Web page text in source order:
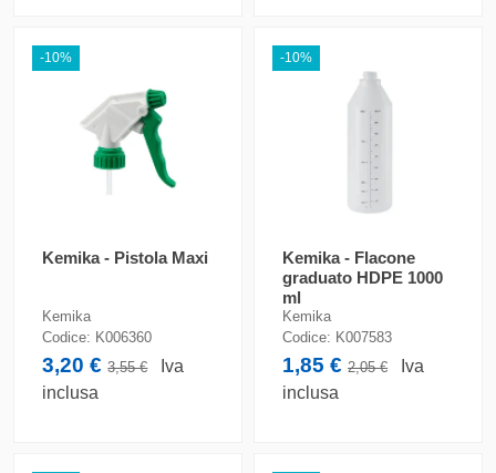
-10%
Kemika - Pistola Maxi
Kemika
Codice: K006360
3,20 €3,55 €
Iva
inclusa
-10%
Kemika - Flacone
graduato HDPE 1000
ml
Kemika
Codice: K007583
1,85 €2,05 €
Iva
inclusa